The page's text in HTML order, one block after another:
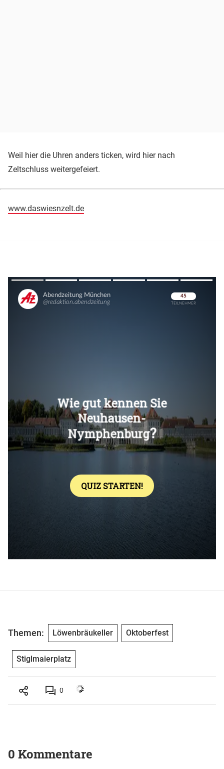
Weil hier die Uhren anders ticken, wird hier nach
Zeltschluss weitergefeiert.
www.daswiesnzelt.de
Überspringen
Überspringen
Themen: Löwenbräukeller Oktoberfest
Stiglmaierplatz
0
0 Kommentare